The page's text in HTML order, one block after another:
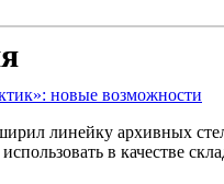
новые возможности
линейку архивных
в качестве